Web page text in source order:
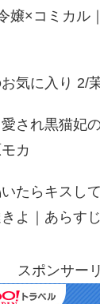
嬢×コミカル
気に入り 2/
され黒猫妃
カ
たらキスし
よ｜あらす
スポンサー